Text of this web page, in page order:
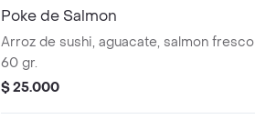
Poke de Salmon
Arroz de sushi, aguacate, salmon fresco
60 gr.
$ 25.000